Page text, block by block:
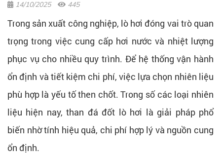
14/10/2025 445
Trong sản xuất công nghiệp, lò hơi đóng vai trò quan
trọng trong việc cung cấp hơi nước và nhiệt lượng
phục vụ cho nhiều quy trình. Để hệ thống vận hành
ổn định và tiết kiệm chi phí, việc lựa chọn nhiên liệu
phù hợp là yếu tố then chốt. Trong số các loại nhiên
liệu hiện nay, than đá đốt lò hơi là giải pháp phổ
biến nhờ tính hiệu quả, chi phí hợp lý và nguồn cung
ổn định.